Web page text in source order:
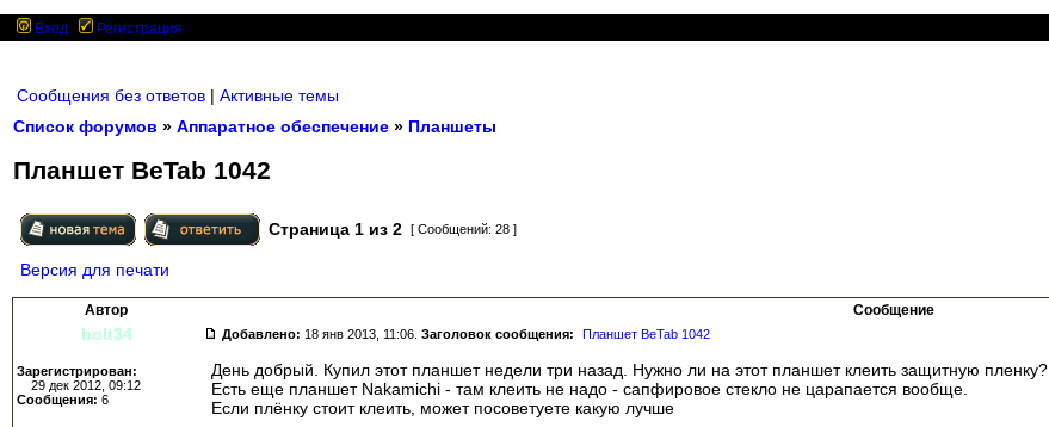
Вход Регистрация
Сообщения без ответов | Активные темы
Список форумов » Аппаратное обеспечение » Планшеты
Планшет BeTab 1042
Страница 1 из 2 [ Сообщений: 28 ]
Версия для печати
Автор Сообщение
bolt34 Добавлено: 18 янв 2013, 11:06. Заголовок сообщения: Планшет BeTab 1042
Зарегистрирован:
29 дек 2012, 09:12
Сообщения: 6
День добрый. Купил этот планшет недели три назад. Нужно ли на этот планшет клеить защитную пленку?
Есть еще планшет Nakamichi - там клеить не надо - сапфировое стекло не царапается вообще.
Если плёнку стоит клеить, может посоветуете какую лучше